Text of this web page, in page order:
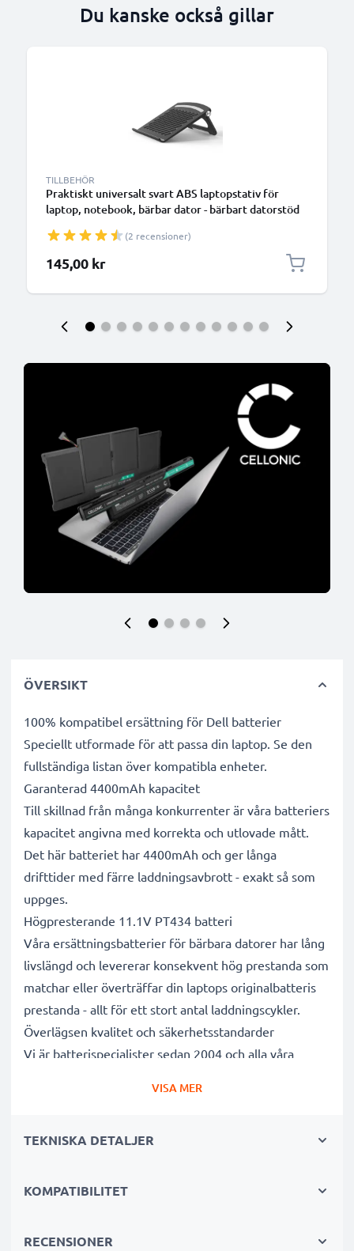
Du kanske också gillar
TILLBEHÖR
Praktiskt universalt svart ABS laptopstativ för
laptop, notebook, bärbar dator - bärbart datorstöd
ventilation
(2 recensioner)
145,00 kr
ÖVERSIKT
100% kompatibel ersättning för Dell batterier
Speciellt utformade för att passa din laptop. Se den
fullständiga listan över kompatibla enheter.
Garanterad 4400mAh kapacitet
Till skillnad från många konkurrenter är våra batteriers
kapacitet angivna med korrekta och utlovade mått.
Det här batteriet har 4400mAh och ger långa
drifttider med färre laddningsavbrott - exakt så som
uppges.
Högpresterande 11.1V PT434 batteri
Våra ersättningsbatterier för bärbara datorer har lång
livslängd och levererar konsekvent hög prestanda som
matchar eller överträffar din laptops originalbatteris
prestanda - allt för ett stort antal laddningscykler.
Överlägsen kvalitet och säkerhetsstandarder
Vi är batterispecialister sedan 2004 och alla våra
mer därtill. Det är därför de levereras med 3 års
Det hållbara valet
VISA MER
TEKNISKA DETALJER
KOMPATIBILITET
RECENSIONER